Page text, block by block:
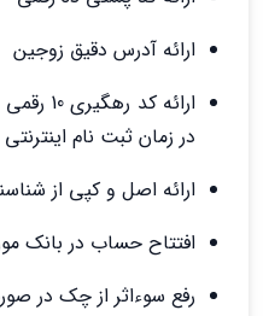
ارائه آدرس دقیق زوجین
در زمان ثبت نام اینترنتی
ارائه اصل و کپی از
افتتاح حساب در بانک
رفع سوءاثر از چک در